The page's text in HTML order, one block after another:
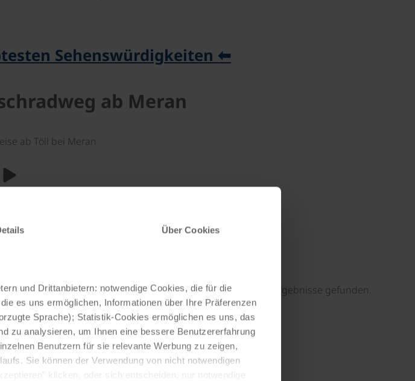
Über Cookies
und Drittanbietern: notwendige Cookies, die für die
es uns ermöglichen, Informationen über Ihre Präferenzen
Sprache); Statistik-Cookies ermöglichen es uns, das
zu analysieren, um Ihnen eine bessere Benutzererfahrung
Benutzern für sie relevante Werbung zu zeigen,
Sie können der Verwendung von nicht notwendigen
Sehenswürdigkeiten ⬅
ab Meran
ab Töll bei Meran
11 Ergebnisse gefunden.